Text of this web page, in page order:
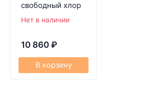
свободный хлор
Нет в наличии
10 860 ₽
В корзину